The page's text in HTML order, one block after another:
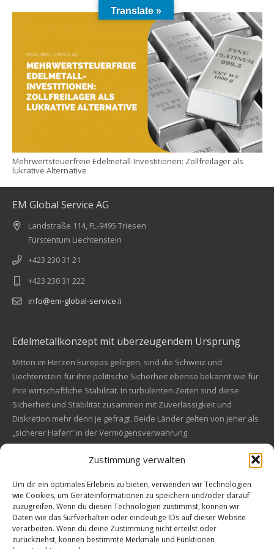
Zustimmung verwalten
Um dir ein optimales Erlebnis zu bieten, verwenden wir Technologien
wie Cookies, um Geräteinformationen zu speichern und/oder darauf
zuzugreifen. Wenn du diesen Technologien zustimmst, können wir
Daten wie das Surfverhalten oder eindeutige IDs auf dieser Website
verarbeiten. Wenn du deine Zustimmung nicht erteilst oder
zurückziehst, können bestimmte Merkmale und Funktionen
Mehrwertsteuerfreie Edelmetall-Investitionen: Zollfreilager als
lukrative Alternative
EM Global Service AG
Landstraße 114, FL-9495 Triesen
Fürstentum Liechtenstein
+423 230 31 21
+423 230 31 222
info@em-global-service.li
Edelmetallkonzept mit überzeugendem Ursprung
Mitten im Herzen Europas gelegen, sind die Schweiz und
Liechtenstein für ihre politische Sicherheit ebenso bekannt wie für
ihre wirtschaftliche Stabilität. In turbulenten Zeiten sind diese
Sicherheit und Stabilität zusammen mit Zuverlässigkeit und
Diskretion mehr denn je gefragt. Beide Länder gelten von jeher als
„sicherer Hafen“ in der Vermögensverwahrung.
Financial concept of convincing origin
Located in the heart of Europe, Switzerland and Liechtenstein are
also known for their political safety as for their economic stability.
In these turbulent times, security and stability along with reliability
and discretion are more in demand than ever. Both countries are
always a "safe haven" in asset safe.
Translate »
Kundenbewertungen und Erfahrungen zu
EM Global Service AG